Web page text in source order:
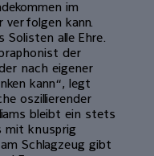
im
verfolgen kann.
alle Ehre.
der
nach eigener
kann“, legt
oszillierender
bleibt ein stets
mit knusprig
Schlagzeug gibt